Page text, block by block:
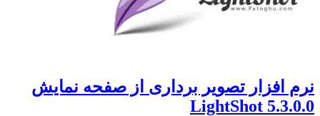
نرم افزار تصویر برداری از صفحه نمایش
LightShot 5.3.0.0